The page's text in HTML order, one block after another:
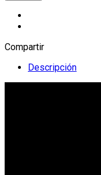
Compartir
Descripción